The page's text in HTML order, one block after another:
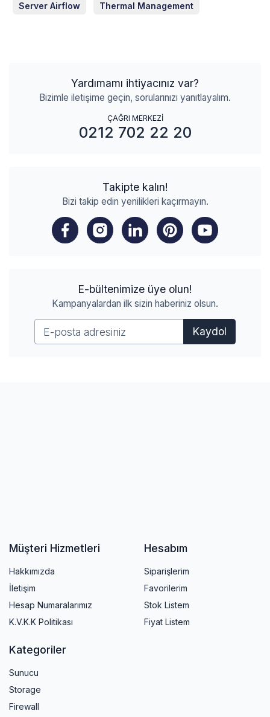
Server Airflow Thermal Management
Yardımamı ihtiyacınız var?
Bizimle iletişime geçin, sorularınızı yanıtlayalım.
ÇAĞRI MERKEZİ
0212 702 22 20
Takipte kalın!
Bizi takip edin yenilikleri kaçırmayın.
E-bültenimize üye olun!
Kampanyalardan ilk sizin haberiniz olsun.
Kaydol
Müşteri Hizmetleri
Hakkımızda
İletişim
Hesap Numaralarımız
K.V.K.K Politikası
Hesabım
Siparişlerim
Favorilerim
Stok Listem
Fiyat Listem
Kategoriler
Sunucu
Storage
Firewall